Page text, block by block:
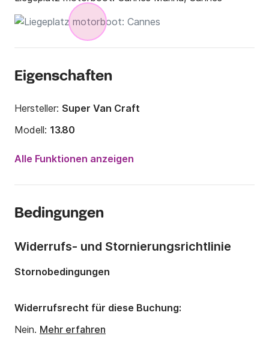
Eigenschaften
Hersteller: Super Van Craft
Modell: 13.80
Motorleistung:
Anzahl Plätze an Bord:
Alle Funktionen anzeigen
Bedingungen
Widerrufs- und Stornierungsrichtlinie
Stornobedingungen
Widerrufsrecht für diese Buchung:
Nein. Mehr erfahren